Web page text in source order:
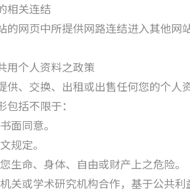
相关连结
的网页中所提供网路连结进入其他网
用个人资料之政策
供、交换、出租或出售任何您的个人
括不限于：
面同意。
规定。
生命、身体、自由或财产上之危险。
关或学术研究机构合作，基于公共